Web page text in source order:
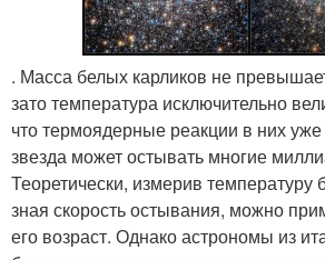
. Масса белых карликов не
зато температура исключительно
что термоядерные реакции в них уже
звезда может остывать многие
Теоретически, измерив температуру
зная скорость остывания, можно
его возраст. Однако астрономы из